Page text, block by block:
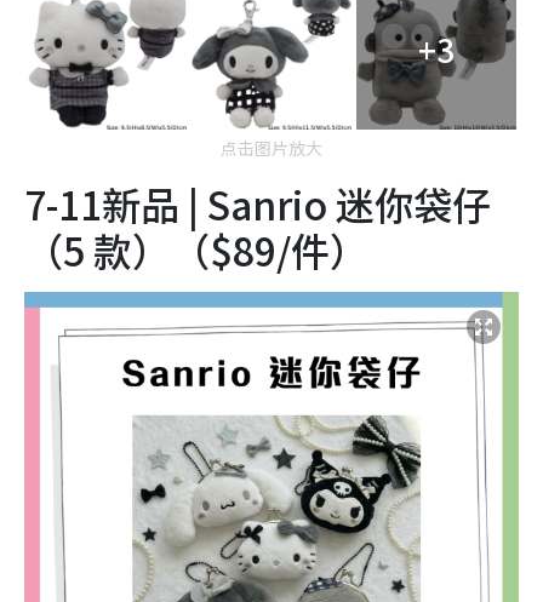
+3
点击图片放大
7-11新品 | Sanrio 迷你袋仔
（5 款）（$89/件）